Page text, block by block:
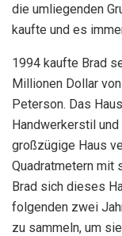
die umliegenden
kaufte und es
1994 kaufte Brad
Millionen Dollar
Peterson. Das
Handwerkerstil
großzügige Haus
Quadratmetern mit
Brad sich dieses
folgenden zwei
zu sammeln, um